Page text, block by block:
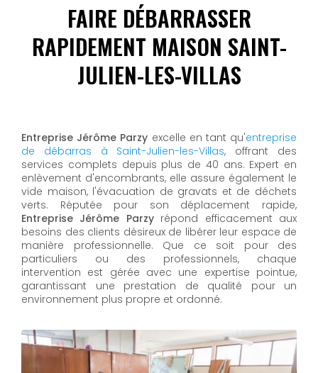
FAIRE DÉBARRASSER
RAPIDEMENT MAISON SAINT-
JULIEN-LES-VILLAS
Entreprise Jérôme Parzy excelle en tant qu'entreprise
de débarras à Saint-Julien-les-Villas, offrant des
services complets depuis plus de 40 ans. Expert en
enlèvement d'encombrants, elle assure également le
vide maison, l'évacuation de gravats et de déchets
verts. Réputée pour son déplacement rapide,
Entreprise Jérôme Parzyrépond efficacement aux
besoins des clients désireux de libérer leur espace de
manière professionnelle. Que ce soit pour des
particuliers ou des professionnels, chaque
intervention est gérée avec une expertise pointue,
garantissant une prestation de qualité pour un
environnement plus propre et ordonné.